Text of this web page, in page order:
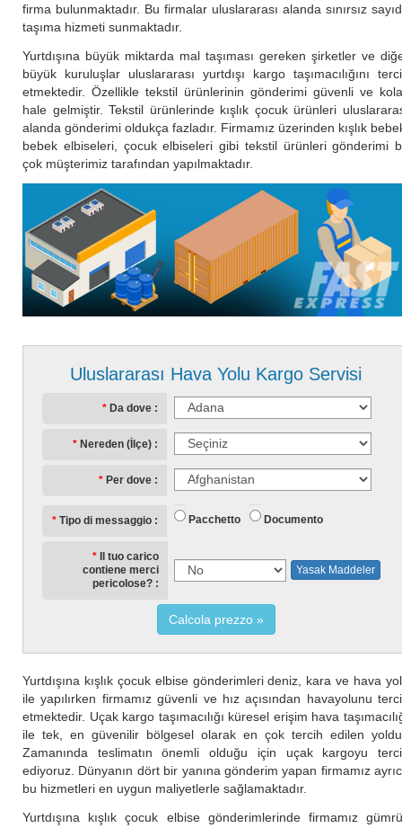
Uluslararası Hava Yolu Kargo Servisi
Da dove
Nereden (İlçe)
Per dove
Tipo di messaggio Pacchetto Documento
Il tuo carico
contiene merci
pericolose?
Yasak Maddeler
Calcola prezzo
firma bulunmaktadır. Bu firmalar uluslararası alanda sınırsız
taşıma hizmeti sunmaktadır.
Yurtdışına büyük miktarda mal taşıması gereken şirketler ve
büyük kuruluşlar uluslararası yurtdışı kargo taşımacılığını
etmektedir. Özellikle tekstil ürünlerinin gönderimi güvenli ve
hale gelmiştir. Tekstil ürünlerinde kışlık çocuk ürünleri
alanda gönderimi oldukça fazladır. Firmamız üzerinden kışlık
bebek elbiseleri, çocuk elbiseleri gibi tekstil ürünleri gönderimi
çok müşterimiz tarafından yapılmaktadır.
Yurtdışına kışlık çocuk elbise gönderimleri deniz, kara ve hava
ile yapılırken firmamız güvenli ve hız açısından havayolunu
etmektedir. Uçak kargo taşımacılığı küresel erişim hava
ile tek, en güvenilir bölgesel olarak en çok tercih edilen
Zamanında teslimatın önemli olduğu için uçak kargoyu
ediyoruz. Dünyanın dört bir yanına gönderim yapan firmamız
bu hizmetleri en uygun maliyetlerle sağlamaktadır.
Yurtdışına kışlık çocuk elbise gönderimlerinde firmamız